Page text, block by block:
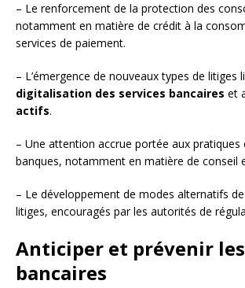
– Le renforcement de la protection des
notamment en matière de crédit à la
services de paiement.
– L’émergence de nouveaux types de litiges
digitalisation des services bancaires et
actifs.
– Une attention accrue portée aux pratiques
banques, notamment en matière de conseil
– Le développement de modes alternatifs
litiges, encouragés par les autorités de
Anticiper et prévenir
bancaires